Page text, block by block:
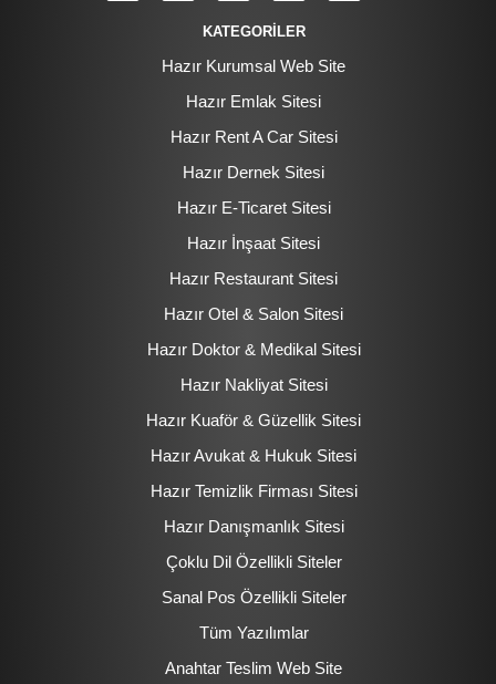
KATEGORİLER
Hazır Kurumsal Web Site
Hazır Emlak Sitesi
Hazır Rent A Car Sitesi
Hazır Dernek Sitesi
Hazır E-Ticaret Sitesi
Hazır İnşaat Sitesi
Hazır Restaurant Sitesi
Hazır Otel & Salon Sitesi
Hazır Doktor & Medikal Sitesi
Hazır Nakliyat Sitesi
Hazır Kuaför & Güzellik Sitesi
Hazır Avukat & Hukuk Sitesi
Hazır Temizlik Firması Sitesi
Hazır Danışmanlık Sitesi
Çoklu Dil Özellikli Siteler
Sanal Pos Özellikli Siteler
Tüm Yazılımlar
Anahtar Teslim Web Site